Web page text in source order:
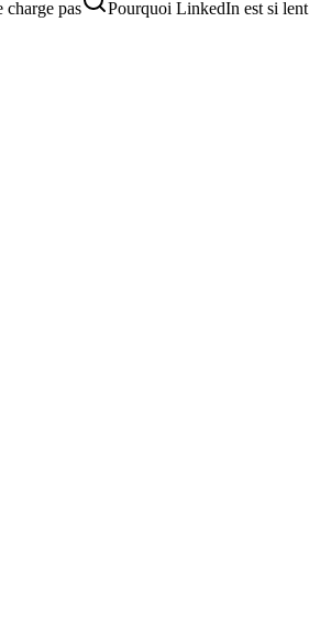
charge pas Pourquoi LinkedIn est si lent